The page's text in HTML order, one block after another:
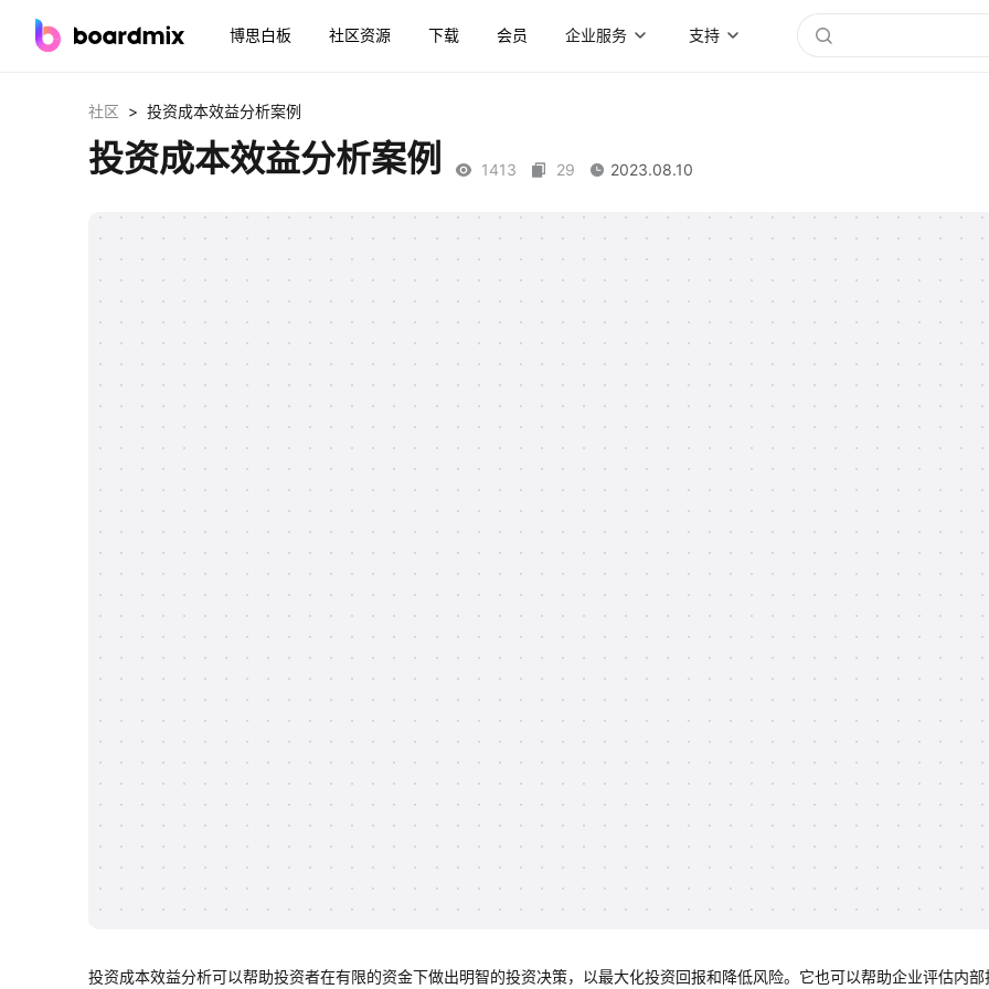
博思白板 社区资源 下载 会员 企业服务 支持
社区 > 投资成本效益分析案例
投资成本效益分析案例 1413 29 2023.08.10
投资成本效益分析可以帮助投资者在有限的资金下做出明智的投资决策，以最大化投资回报和降低风险。它也可以帮助企业评估内部